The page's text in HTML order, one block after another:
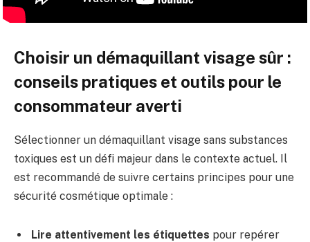
Choisir un démaquillant visage sûr :
conseils pratiques et outils pour le
consommateur averti
Sélectionner un démaquillant visage sans substances
toxiques est un défi majeur dans le contexte actuel. Il
est recommandé de suivre certains principes pour une
sécurité cosmétique optimale :
Lire attentivement les étiquettes pour repérer